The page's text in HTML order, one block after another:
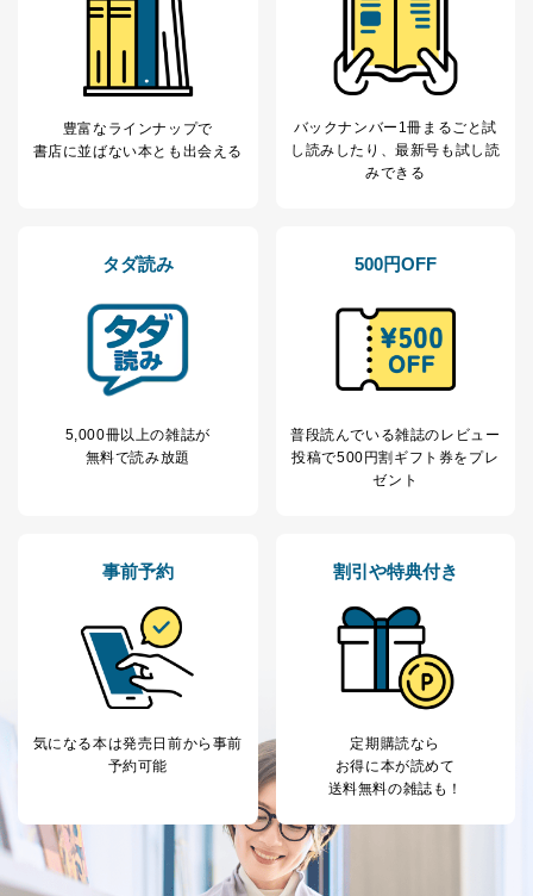
豊富なラインナップで
書店に並ばない本とも出会える
バックナンバー1冊まるごと試
し読み したり、最新号も試し読
みできる
タダ読み
5,000冊以上の雑誌が
無料で読み放題
500円OFF
普段読んでいる雑誌のレビュー
投稿で500円割ギフト券をプレ
ゼント
事前予約
気になる本は発売日前から事前
予約可能
割引や特典付き
定期購読なら
お得に本が読めて
送料無料の雑誌も！